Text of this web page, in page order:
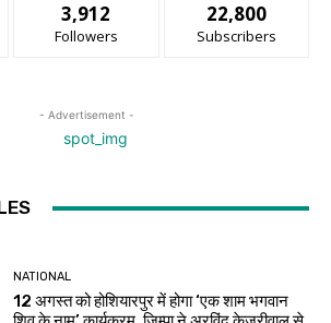
3,912
Followers
22,800
Subscribers
- Advertisement -
NATIONAL
12 अगस्त को होशियारपुर में होगा ‘एक शाम भगवान